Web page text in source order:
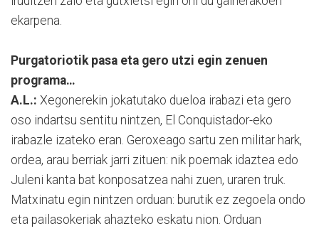
ekarpena.
Purgatoriotik pasa eta gero utzi egin zenuen
programa…
A.L.: Xegonerekin jokatutako dueloa irabazi eta gero
oso indartsu sentitu nintzen, El Conquistador-eko
irabazle izateko eran. Geroxeago sartu zen militar hark,
ordea, arau berriak jarri zituen: nik poemak idaztea edo
Juleni kanta bat konposatzea nahi zuen, uraren truk.
Matxinatu egin nintzen orduan: burutik ez zegoela ondo
eta pailasokeriak ahazteko eskatu nion. Orduan